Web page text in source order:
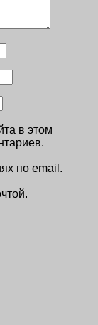
в этом
по email.